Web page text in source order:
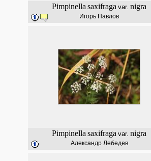
Pimpinella saxifraga var. nigra
Игорь Павлов
Pimpinella saxifraga var. nigra
Александр Лебедев